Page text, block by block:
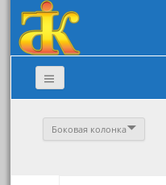
Боковая колонка